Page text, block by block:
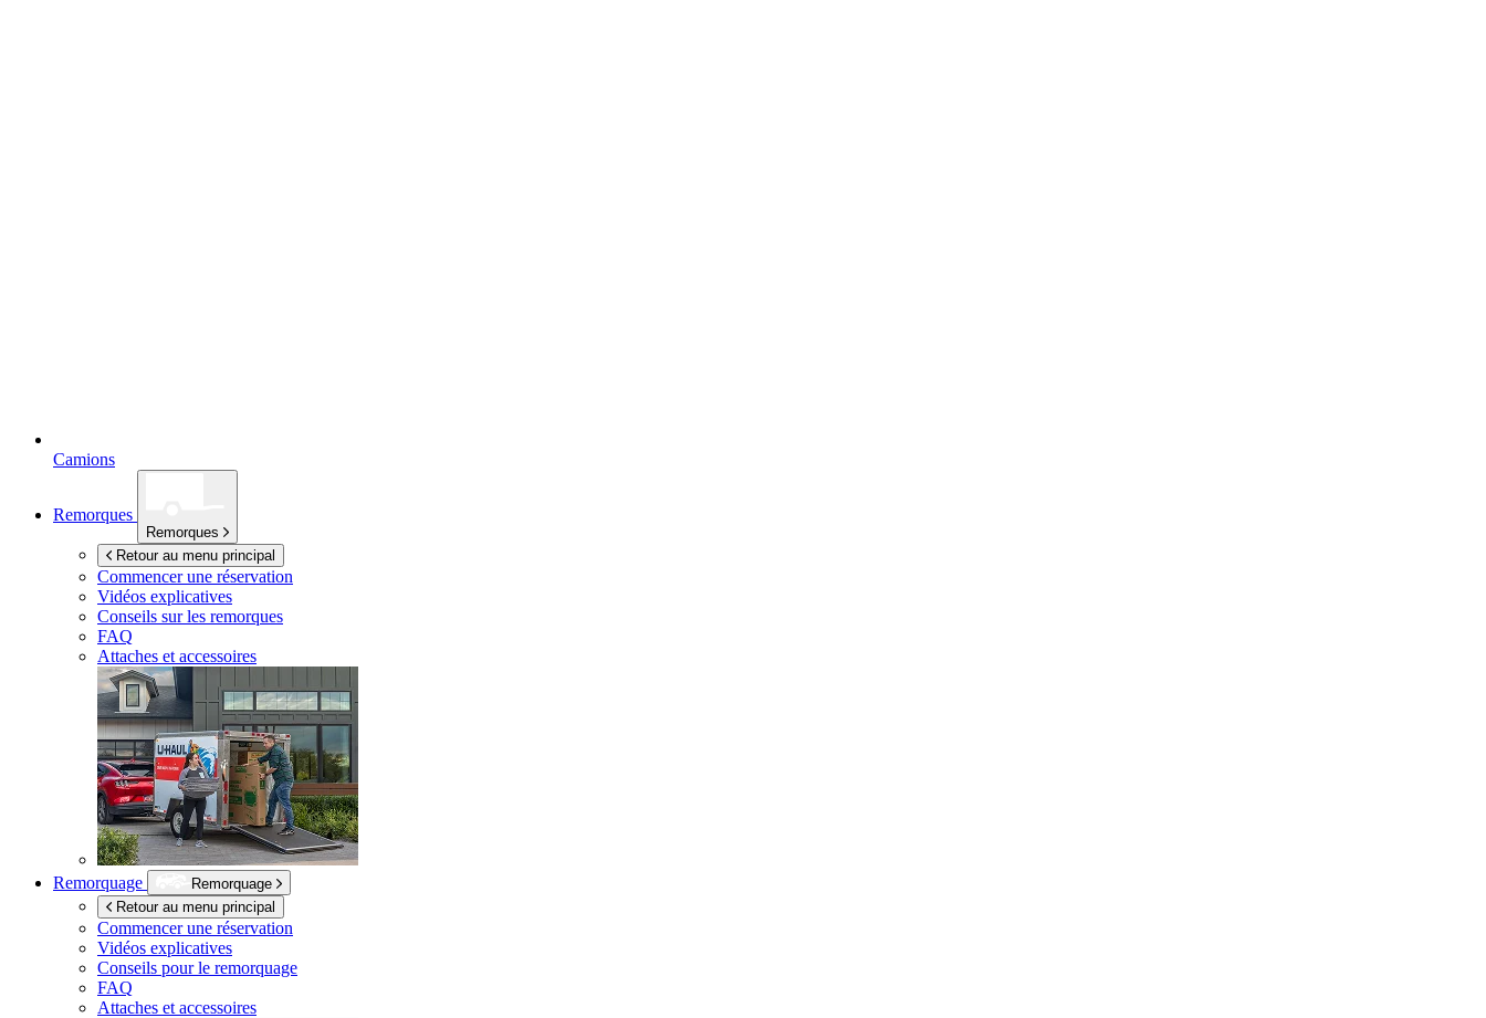
Camions
Remorques
Remorques
Retour au menu principal
Commencer une réservation
Vidéos explicatives
Conseils sur les remorques
FAQ
Attaches et accessoires
Remorquage
Remorquage
Retour au menu principal
Commencer une réservation
Vidéos explicatives
Conseils pour le remorquage
FAQ
Attaches et accessoires